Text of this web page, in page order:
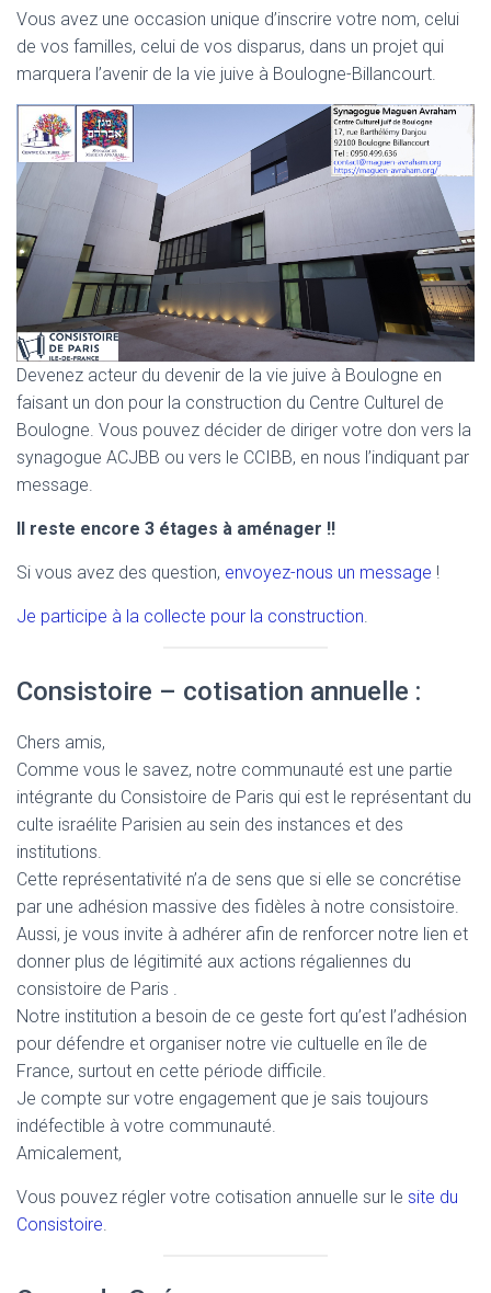
Vous avez une occasion unique d’inscrire votre nom, celui
de vos familles, celui de vos disparus, dans un projet qui
marquera l’avenir de la vie juive à Boulogne-Billancourt.
Devenez acteur du devenir de la vie juive à Boulogne en
faisant un don pour la construction du Centre Culturel de
Boulogne. Vous pouvez décider de diriger votre don vers la
synagogue ACJBB ou vers le CCIBB, en nous l’indiquant par
message.
Il reste encore 3 étages à aménager !!
Si vous avez des question, envoyez-nous un message !
Je participe à la collecte pour la construction.
Consistoire – cotisation annuelle :
Chers amis,
Comme vous le savez, notre communauté est une partie
intégrante du Consistoire de Paris qui est le représentant du
culte israélite Parisien au sein des instances et des
institutions.
Cette représentativité n’a de sens que si elle se concrétise
par une adhésion massive des fidèles à notre consistoire.
Aussi, je vous invite à adhérer afin de renforcer notre lien et
donner plus de légitimité aux actions régaliennes du
consistoire de Paris .
Notre institution a besoin de ce geste fort qu’est l’adhésion
pour défendre et organiser notre vie cultuelle en île de
France, surtout en cette période difficile.
Je compte sur votre engagement que je sais toujours
indéfectible à votre communauté.
Amicalement,
Vous pouvez régler votre cotisation annuelle sur le site du
Consistoire.